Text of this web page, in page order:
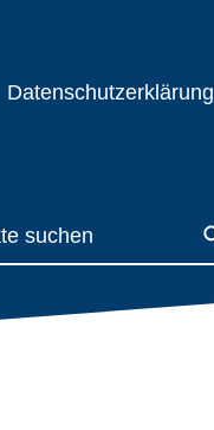
Datenschutzerklärung